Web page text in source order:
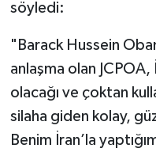
söyledi:
"Barack Hussein
anlaşma olan JCPOA,
olacağı ve çoktan
silaha giden kolay,
Benim İran’la